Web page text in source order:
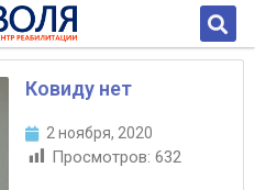
Ковиду нет
2 ноября, 2020
Просмотров: 632